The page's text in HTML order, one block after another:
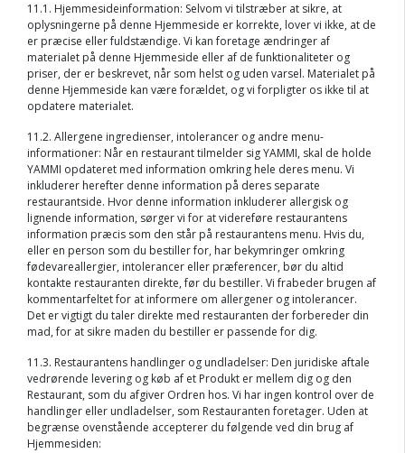
11.1. Hjemmesideinformation: Selvom vi tilstræber at sikre, at
oplysningerne på denne Hjemmeside er korrekte, lover vi ikke, at de
er præcise eller fuldstændige. Vi kan foretage ændringer af
materialet på denne Hjemmeside eller af de funktionaliteter og
priser, der er beskrevet, når som helst og uden varsel. Materialet på
denne Hjemmeside kan være forældet, og vi forpligter os ikke til at
opdatere materialet.
11.2. Allergene ingredienser, intolerancer og andre menu-
informationer: Når en restaurant tilmelder sig YAMMI, skal de holde
YAMMI opdateret med information omkring hele deres menu. Vi
inkluderer herefter denne information på deres separate
restaurantside. Hvor denne information inkluderer allergisk og
lignende information, sørger vi for at videreføre restaurantens
information præcis som den står på restaurantens menu. Hvis du,
eller en person som du bestiller for, har bekymringer omkring
fødevareallergier, intolerancer eller præferencer, bør du altid
kontakte restauranten direkte, før du bestiller. Vi frabeder brugen af
kommentarfeltet for at informere om allergener og intolerancer.
Det er vigtigt du taler direkte med restauranten der forbereder din
mad, for at sikre maden du bestiller er passende for dig.
11.3. Restaurantens handlinger og undladelser: Den juridiske aftale
vedrørende levering og køb af et Produkt er mellem dig og den
Restaurant, som du afgiver Ordren hos. Vi har ingen kontrol over de
handlinger eller undladelser, som Restauranten foretager. Uden at
begrænse ovenstående accepterer du følgende ved din brug af
Hjemmesiden: